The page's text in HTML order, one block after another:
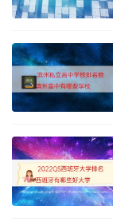
“下一步”。
第五步
完成密码重置。
账号密码不可